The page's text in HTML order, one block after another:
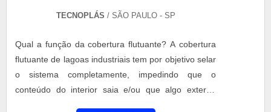
rigidez;Material resistente a impactos.A utilização
ensolarados pois com isso a temperatura fresca se
mantém e em dias de chuva, a intempérie não
ultrapassa.EMPRESA DE COBERTURA DE
ALUMÍNIO PREÇO MAIS ATRATIVOA Tecnoteto
TECNOPLÁS / SÃO PAULO - SP
Qual a função da cobertura flutuante? A cobertura
flutuante de lagoas industriais tem por objetivo selar
o sistema completamente, impedindo que o
conteúdo do interior saia e/ou que algo externo